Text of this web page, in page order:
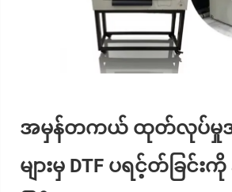
အမှန်တကယ် ထုတ်လုပ်မှု
များမှ DTF ပရင့်တ်ခြင်း